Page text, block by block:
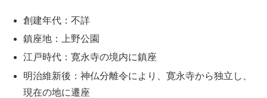
創建年代：不詳
鎮座地：上野公園
江戸時代：寛永寺の境内に鎮座
明治維新後：神仏分離令により、寛永寺から独立し、
現在の地に遷座